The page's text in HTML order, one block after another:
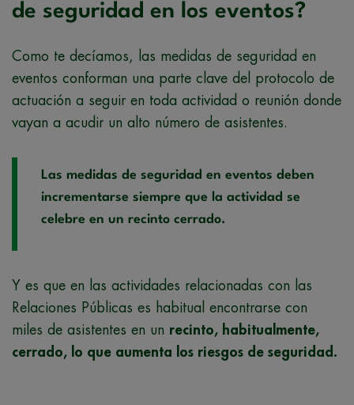
de seguridad en los eventos?
Como te decíamos, las medidas de seguridad en
eventos conforman una parte clave del protocolo de
actuación a seguir en toda actividad o reunión donde
vayan a acudir un alto número de asistentes.
Las medidas de seguridad en eventos deben
incrementarse siempre que la actividad se
celebre en un recinto cerrado.
Y es que en las actividades relacionadas con las
Relaciones Públicas es habitual encontrarse con
miles de asistentes en un recinto, habitualmente,
cerrado, lo que aumenta los riesgos de seguridad.